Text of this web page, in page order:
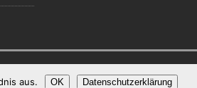
aus. OK Datenschutzerklärung